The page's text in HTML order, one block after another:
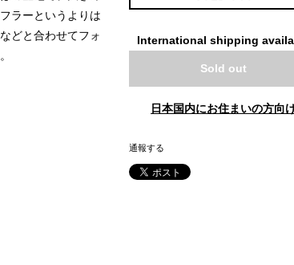
ラーというよりは
どと合わせてフォ
International shipping
Sold out
日本国内にお住まいの方向
通報する